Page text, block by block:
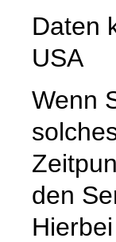
Daten
USA
Wenn
den